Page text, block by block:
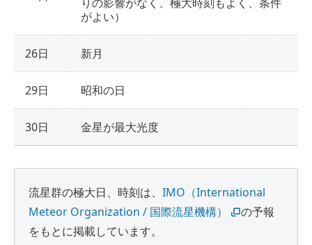
がよい）
26日 新月
29日 昭和の日
30日 金星が最大光度
流星群の極大日、時刻は、 IMO（International
Meteor Organization / 国際流星機構）
の予報
をもとに掲載しています。